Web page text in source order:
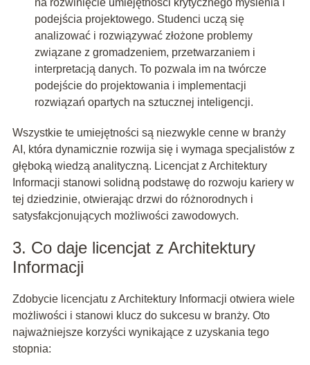
na rozwinięcie umiejętności krytycznego myślenia i
podejścia projektowego. Studenci uczą się
analizować i rozwiązywać złożone problemy
związane z gromadzeniem, przetwarzaniem i
interpretacją danych. To pozwala im na twórcze
podejście do projektowania i implementacji
rozwiązań opartych na sztucznej inteligencji.
Wszystkie te umiejętności są niezwykle cenne w branży
AI, która dynamicznie rozwija się i wymaga specjalistów z
głęboką wiedzą analityczną. Licencjat z Architektury
Informacji stanowi solidną podstawę do rozwoju kariery w
tej dziedzinie, otwierając drzwi do różnorodnych i
satysfakcjonujących możliwości zawodowych.
3. Co daje licencjat z Architektury
Informacji
Zdobycie licencjatu z Architektury Informacji otwiera wiele
możliwości i stanowi klucz do sukcesu w branży. Oto
najważniejsze korzyści wynikające z uzyskania tego
stopnia: